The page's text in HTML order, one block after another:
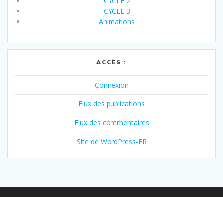
CYCLE 3
Animations
ACCÈS :
Connexion
Flux des publications
Flux des commentaires
Site de WordPress-FR